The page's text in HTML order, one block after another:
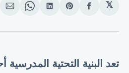
𝕏
انشر
الفيسبوك
Share
Pinterest
انشر
لينكد
Shareانشر
تعد البنية التحتية المدرسية